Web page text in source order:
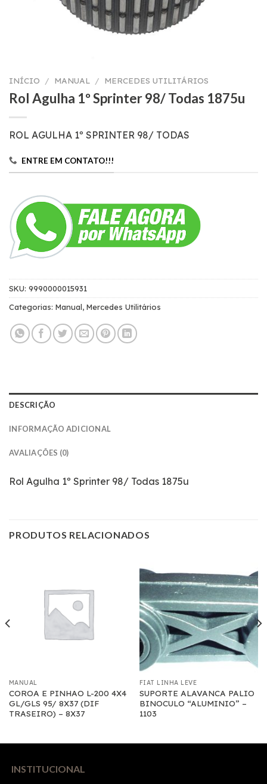
INÍCIO / MANUAL / MERCEDES UTILITÁRIOS
Rol Agulha 1º Sprinter 98/ Todas 1875u
ROL AGULHA 1º SPRINTER 98/ TODAS
ENTRE EM CONTATO!!!
SKU: 9990000015931
Categorias: Manual, Mercedes Utilitários
DESCRIÇÃO
INFORMAÇÃO ADICIONAL
AVALIAÇÕES (0)
Rol Agulha 1º Sprinter 98/ Todas 1875u
PRODUTOS RELACIONADOS
MANUAL
COROA E PINHAO L-200 4X4
GL/GLS 95/ 8X37 (DIF
TRASEIRO) – 8X37
FIAT LINHA LEVE
SUPORTE ALAVANCA PALIO
BINOCULO “ALUMINIO” –
1103
INSTITUCIONAL